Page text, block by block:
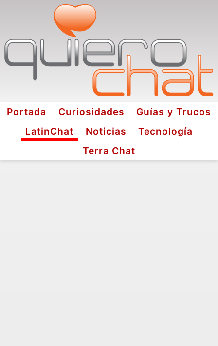
Portada Curiosidades
Guías y Trucos
LatinChat
Noticias
Tecnología
Terra Chat